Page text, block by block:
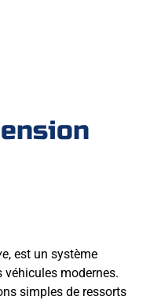
, est un système
modernes.
simples de ressorts